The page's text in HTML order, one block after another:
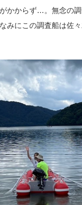
かからず…。無念の
みにこの調査船は佐